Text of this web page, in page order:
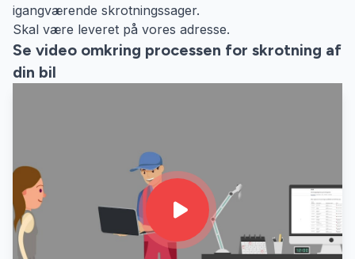
igangværende skrotningssager.
Skal være leveret på vores adresse.
Se video omkring processen for skrotning af
din bil